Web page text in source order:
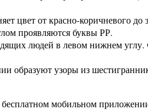
цвет от красно-коричневого до
проявляются буквы РР.
людей в левом нижнем
образуют узоры из
мобильном